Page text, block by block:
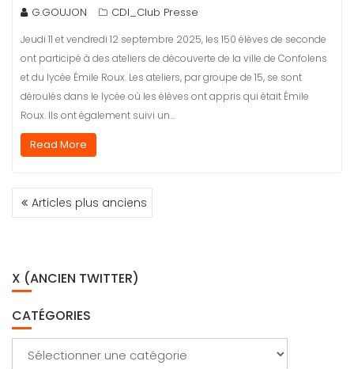
G.GOUJON CDI_Club Presse
Jeudi 11 et vendredi 12 septembre 2025, les 150 élèves de seconde
ont participé à des ateliers de découverte de la ville de Confolens
et du lycée Émile Roux. Les ateliers, par groupe de 15, se sont
déroulés dans le lycée où les élèves ont appris qui était Émile
Roux. Ils ont également suivi un…
Read More
NAVIGATION
DESArticles plus anciens
X (ANCIEN TWITTER)
CATÉGORIES